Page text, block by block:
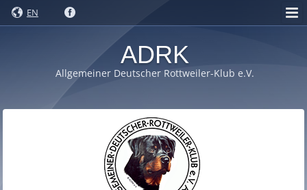
EN
ADRK
Allgemeiner Deutscher Rottweiler-Klub e.V.